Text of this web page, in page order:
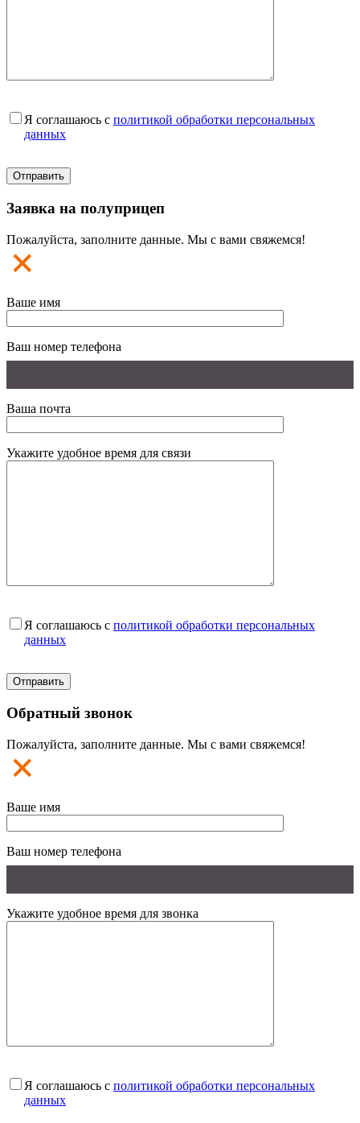
Я соглашаюсь с политикой обработки персональных
данных
Заявка на полуприцеп
Пожалуйста, заполните данные. Мы с вами свяжемся!
Ваше имя
Ваш номер телефона
Ваша почта
Укажите удобное время для связи
Я соглашаюсь с политикой обработки персональных
данных
Обратный звонок
Пожалуйста, заполните данные. Мы с вами свяжемся!
Ваше имя
Ваш номер телефона
Укажите удобное время для звонка
Я соглашаюсь с политикой обработки персональных
данных